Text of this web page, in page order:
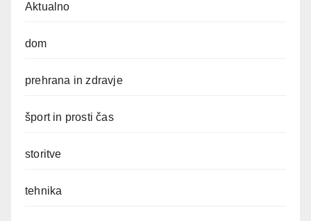
Aktualno
dom
prehrana in zdravje
šport in prosti čas
storitve
tehnika